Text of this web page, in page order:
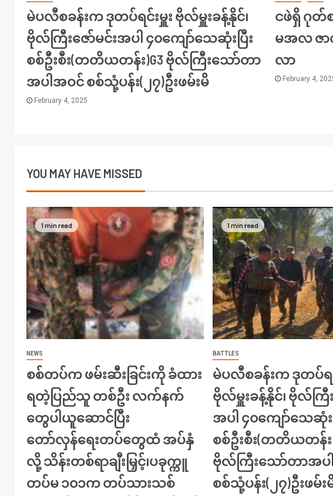
မဲပလီစခန်းက ဒုတပ်ရင်းမှူး ဗိုလ်မှူးခန့်နိုင်၊
ဗိုလ်ကြီးဇော်မင်းအပါ ၄၀ကျော်သေဆုံးပြီး
စစ်ဦးစီး(တတိယတန်း)G3 ဗိုလ်ကြီးသော်တာ
အပါအဝင် စစ်သုံ့ပန်း(၂၇)ဦးဖမ်းမိ
February 4, 2025
ငဖဲရှိ ဂုတ်
မအလ ဇ
လာ
February 4,
YOU MAY HAVE MISSED
1 min read
NEWS
စစ်တပ်က ဖမ်းဆီးခြင်းကို ခံထား
ရတဲ့ပြည်သူ တစ်ဦး လက်နက်
တွေပါယူဆောင်ပြီး
တော်လှန်ရေးတပ်တွေထံ အပ်နှံ
လို့ သိန်းတစ်ရာချီးမြှင့်၊ပခုက္ကူ
တပ်မ ၁၀၁က တပ်သားသစ်
1 min read
BATTLES
မဲပလီစခန်းက ဒုတပ်ရ
ဗိုလ်မှူးခန့်နိုင်၊ ဗိုလ်ကြီ
အပါ ၄၀ကျော်သေဆုံး
စစ်ဦးစီး(တတိယတန်း
ဗိုလ်ကြီးသော်တာအပ
စစ်သုံ့ပန်း(၂၇)ဦးဖမ်း